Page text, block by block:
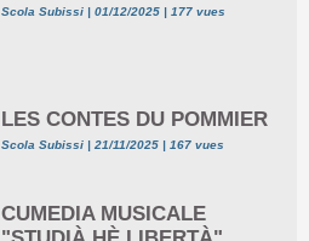
Scola Subissi | 01/12/2025 | 177 vues
LES CONTES DU POMMIER
Scola Subissi | 21/11/2025 | 167 vues
CUMEDIA MUSICALE